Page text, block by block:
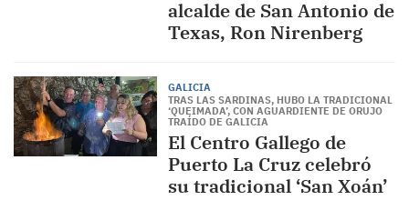
alcalde de San Antonio de
Texas, Ron Nirenberg
GALICIA
TRAS LAS SARDINAS, HUBO LA TRADICIONAL
‘QUEIMADA’, CON AGUARDIENTE DE ORUJO
TRAÍDO DE GALICIA
El Centro Gallego de
Puerto La Cruz celebró
su tradicional ‘San Xoán’